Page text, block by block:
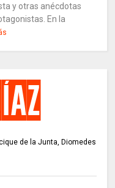
y otras anécdotas
En la
de la Junta, Diomedes